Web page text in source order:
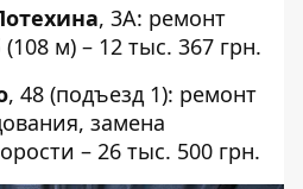
, 3А: ремонт
м) – 12 тыс. 367 грн.
, 48 (подъезд 1): ремонт
замена
– 26 тыс. 500 грн.